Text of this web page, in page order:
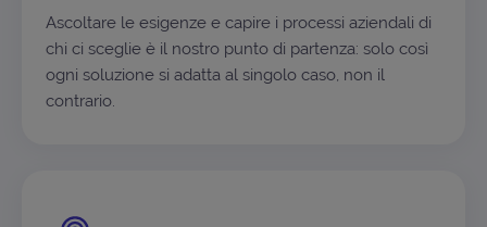
Ascoltare le esigenze e capire i processi aziendali di
chi ci sceglie è il nostro punto di partenza: solo così
ogni soluzione si adatta al singolo caso, non il
contrario.